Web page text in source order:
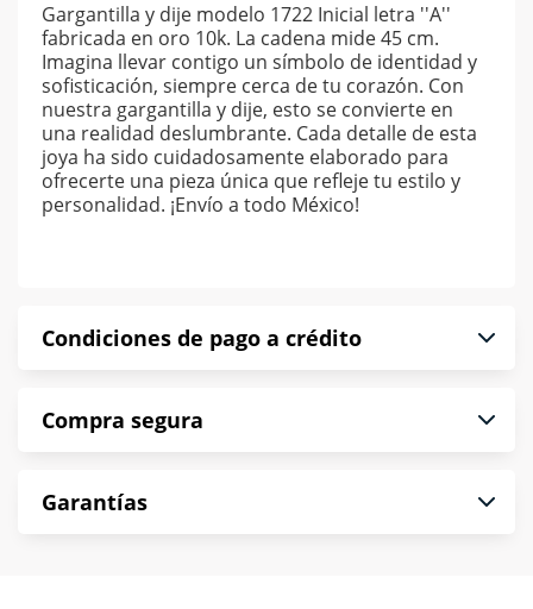
Gargantilla y dije modelo 1722 Inicial letra ''A''
fabricada en oro 10k. La cadena mide 45 cm.
Imagina llevar contigo un símbolo de identidad y
sofisticación, siempre cerca de tu corazón. Con
nuestra gargantilla y dije, esto se convierte en
una realidad deslumbrante. Cada detalle de esta
joya ha sido cuidadosamente elaborado para
ofrecerte una pieza única que refleje tu estilo y
personalidad. ¡Envío a todo México!
Condiciones de pago a crédito
puntualmente. Al finalizar tu compra generas el
*Sujeto a aprobación de crédito conforme a
norma de Muebles América.
Compra segura
compra es segura de principio a fin.
Garantías